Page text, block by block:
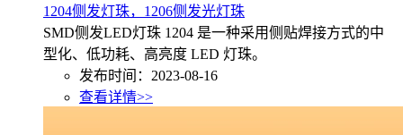
1204侧发灯珠，1206侧发光灯珠
SMD侧发LED灯珠 1204 是一种采用侧贴焊接方式的中
型化、低功耗、高亮度 LED 灯珠。
发布时间：2023-08-16
查看详情>>